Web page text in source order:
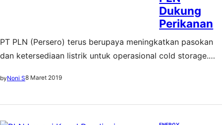
Dukung
Perikanan
PT PLN (Persero) terus berupaya meningkatkan pasokan
dan ketersediaan listrik untuk operasional cold storage.
penyediaan listrik untuk cold storage.
byNoni S8 Maret 2019